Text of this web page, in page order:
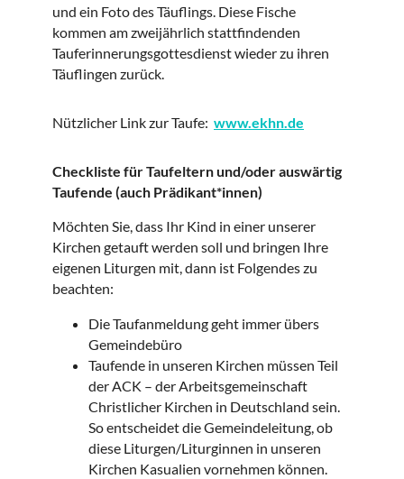
und ein Foto des Täuflings. Diese Fische
kommen am zweijährlich stattfindenden
Tauferinnerungsgottesdienst wieder zu ihren
Täuflingen zurück.
Nützlicher Link zur Taufe: www.ekhn.de
Checkliste für Taufeltern und/oder auswärtig
Taufende (auch Prädikant*innen)
Möchten Sie, dass Ihr Kind in einer unserer
Kirchen getauft werden soll und bringen Ihre
eigenen Liturgen mit, dann ist Folgendes zu
beachten:
Die Taufanmeldung geht immer übers
Gemeindebüro
Taufende in unseren Kirchen müssen Teil
der ACK – der Arbeitsgemeinschaft
Christlicher Kirchen in Deutschland sein.
So entscheidet die Gemeindeleitung, ob
diese Liturgen/Liturginnen in unseren
Kirchen Kasualien vornehmen können.